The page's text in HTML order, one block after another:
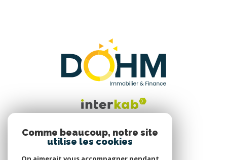
Nous suivre
Comme beaucoup, notre site
utilise les cookies